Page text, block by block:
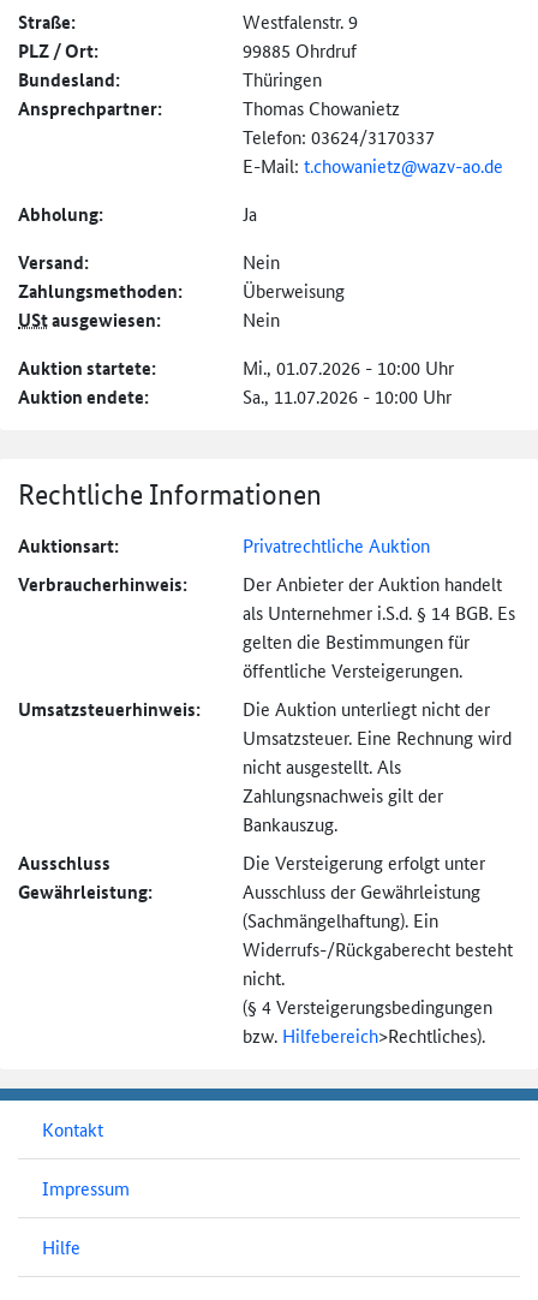
Straße: Westfalenstr. 9
PLZ / Ort: 99885 Ohrdruf
Bundesland: Thüringen
Ansprechpartner:
Thomas Chowanietz
Telefon: 03624/3170337
E-Mail: t.chowanietz@wazv-ao.de
Abholung: Ja
Versand: Nein
Zahlungs­methoden: Überweisung
UStausgewiesen: Nein
Auktion startete: Mi., 01.07.2026 - 10:00 Uhr
Auktion endete: Sa., 11.07.2026 - 10:00 Uhr
Rechtliche Informationen
Auktionsart: Privatrechtliche Auktion
Verbraucher­hinweis:
Der Anbieter der Auktion handelt
als Unternehmer i.S.d. § 14 BGB. Es
gelten die Bestimmungen für
öffentliche Versteigerungen.
Umsatzsteuer­hinweis:
Die Auktion unterliegt nicht der
Umsatzsteuer. Eine Rechnung wird
nicht ausgestellt. Als
Zahlungsnachweis gilt der
Bankauszug.
Ausschluss
Gewährleistung:
Die Versteigerung erfolgt unter
Ausschluss der Gewährleistung
(Sachmängel­haftung). Ein
Widerrufs-/Rückgaberecht besteht
nicht.
(§ 4 Versteigerungs­bedingungen
bzw. Hilfebereich>Rechtliches).
Kontakt
Impressum
Hilfe